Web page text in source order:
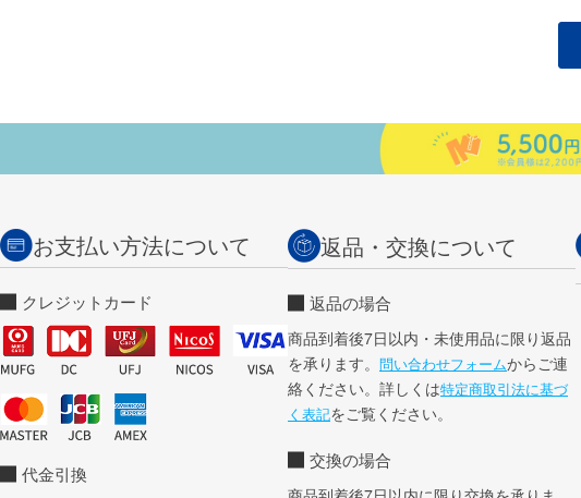
お支払い方法について
クレジットカード
代金引換
返品・交換について
返品の場合
商品到着後7日以内・未使用品に限り返品
を承ります。 問い合わせフォームからご連
絡ください。詳しくは特定商取引法に基づ
く表記をご覧ください。
交換の場合